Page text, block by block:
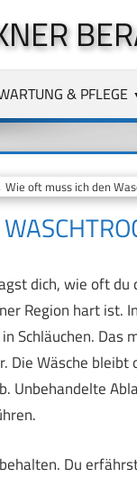
& PFLEGE
oft muss ich den
dich, wie oft
Region hart ist.
Schläuchen. Das
Die Wäsche
Unbehandelte
Du